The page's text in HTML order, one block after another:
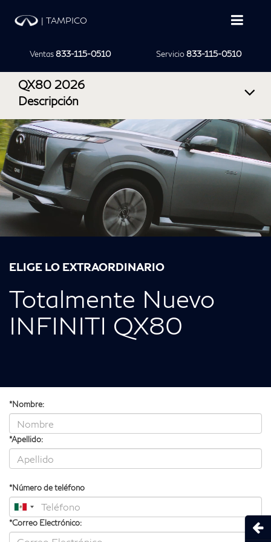
| TAMPICO
Ventas 833-115-0510 Servicio833-115-0510
QX80 2026
Descripción
ELIGE LO EXTRAORDINARIO
Totalmente Nuevo
INFINITI QX80
*Nombre:
*Apellido:
*Número de teléfono
*Correo Electrónico: